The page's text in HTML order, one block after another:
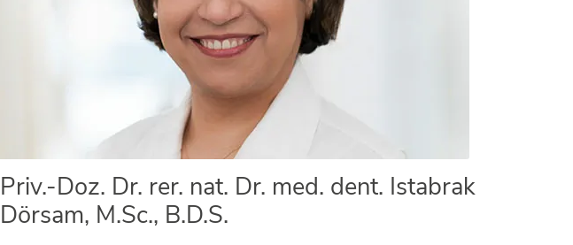
Priv.-Doz. Dr. rer. nat. Dr. med. dent. Istabrak
Dörsam, M.Sc., B.D.S.